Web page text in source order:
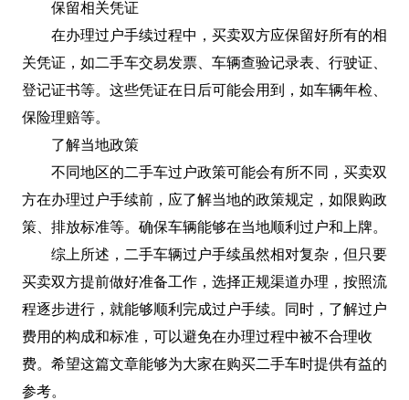
保留相关凭证
在办理过户手续过程中，买卖双方应保留好所有的相
关凭证，如二手车交易发票、车辆查验记录表、行驶证、
登记证书等。这些凭证在日后可能会用到，如车辆年检、
保险理赔等。
了解当地政策
不同地区的二手车过户政策可能会有所不同，买卖双
方在办理过户手续前，应了解当地的政策规定，如限购政
策、排放标准等。确保车辆能够在当地顺利过户和上牌。
综上所述，二手车辆过户手续虽然相对复杂，但只要
买卖双方提前做好准备工作，选择正规渠道办理，按照流
程逐步进行，就能够顺利完成过户手续。同时，了解过户
费用的构成和标准，可以避免在办理过程中被不合理收
费。希望这篇文章能够为大家在购买二手车时提供有益的
参考。